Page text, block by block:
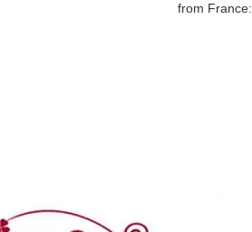
from France: